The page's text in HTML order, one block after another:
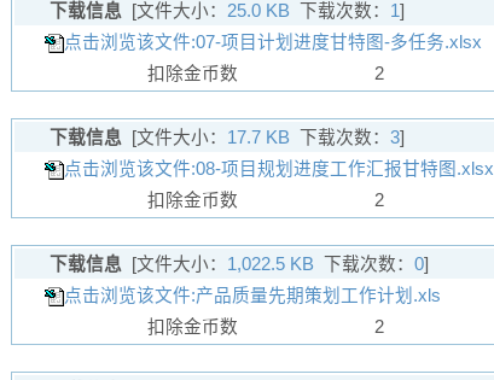
下载信息 [文件大小： 25.0 KB 下载次数： 1 ]
点击浏览该文件:07-项目计划进度甘特图-多任务.xlsx
扣除金币数
2
下载信息 [文件大小： 17.7 KB 下载次数： 3]
点击浏览该文件:08-项目规划进度工作汇报甘特图.xlsx
扣除金币数
2
下载信息 [文件大小： 1,022.5 KB 下载次数： 0]
点击浏览该文件:产品质量先期策划工作计划.xls
扣除金币数
2